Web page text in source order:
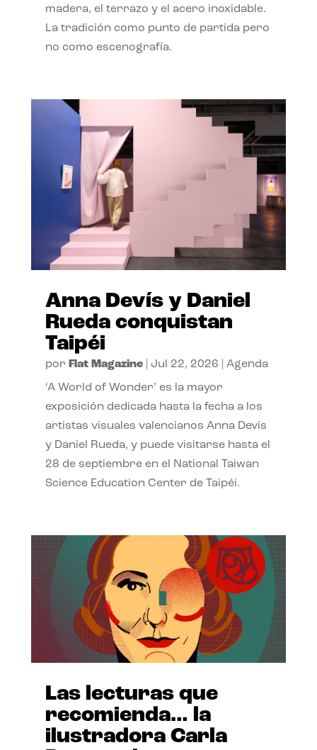
madera, el terrazo y el acero inoxidable.
La tradición como punto de partida pero
no como escenografía.
Anna Devís y Daniel
Rueda conquistan
Taipéi
por Flat Magazine| Jul 22, 2026 Agenda
‘A World of Wonder’ es la mayor
exposición dedicada hasta la fecha a los
artistas visuales valencianos Anna Devís
y Daniel Rueda, y puede visitarse hasta el
28 de septiembre en el National Taiwan
Science Education Center de Taipéi.
Las lecturas que
recomienda… la
ilustradora Carla